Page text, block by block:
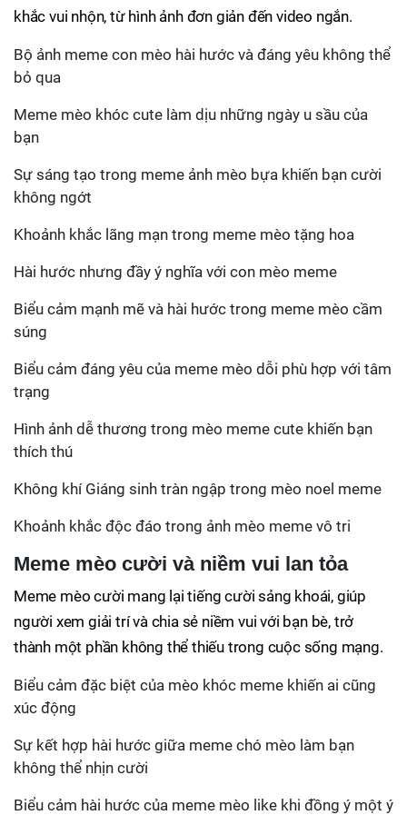
khắc vui nhộn, từ hình ảnh đơn giản đến video ngắn.
Bộ ảnh meme con mèo hài hước và đáng yêu không thể
bỏ qua
Meme mèo khóc cute làm dịu những ngày u sầu của
bạn
Sự sáng tạo trong meme ảnh mèo bựa khiến bạn cười
không ngớt
Khoảnh khắc lãng mạn trong meme mèo tặng hoa
Hài hước nhưng đầy ý nghĩa với con mèo meme
Biểu cảm mạnh mẽ và hài hước trong meme mèo cầm
súng
Biểu cảm đáng yêu của meme mèo dỗi phù hợp với tâm
trạng
Hình ảnh dễ thương trong mèo meme cute khiến bạn
thích thú
Không khí Giáng sinh tràn ngập trong mèo noel meme
Khoảnh khắc độc đáo trong ảnh mèo meme vô tri
Meme mèo cười và niềm vui lan tỏa
Meme mèo cười mang lại tiếng cười sảng khoái, giúp
người xem giải trí và chia sẻ niềm vui với bạn bè, trở
thành một phần không thể thiếu trong cuộc sống mạng.
Biểu cảm đặc biệt của mèo khóc meme khiến ai cũng
xúc động
Sự kết hợp hài hước giữa meme chó mèo làm bạn
không thể nhịn cười
Biểu cảm hài hước của meme mèo like khi đồng ý một ý